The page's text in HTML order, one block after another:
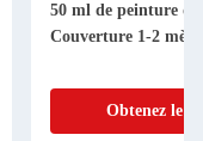
50 ml de peinture
Couverture 1-2
Obtenez le